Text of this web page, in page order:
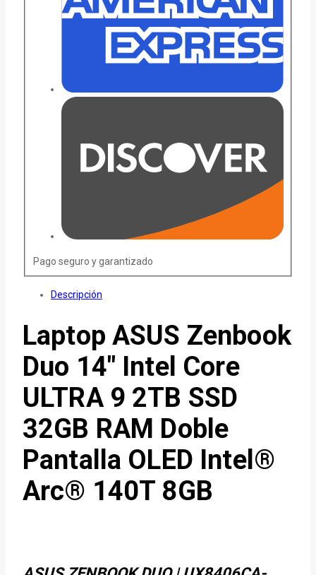
Pago seguro y garantizado
Descripción
Laptop ASUS Zenbook
Duo 14″ Intel Core
ULTRA 9 2TB SSD
32GB RAM Doble
Pantalla OLED Intel®
Arc® 140T 8GB